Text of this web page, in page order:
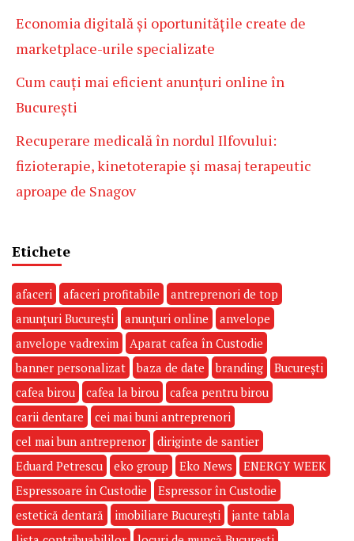
Economia digitală și oportunitățile create de
marketplace-urile specializate
Cum cauți mai eficient anunțuri online în
București
Recuperare medicală în nordul Ilfovului:
fizioterapie, kinetoterapie și masaj terapeutic
aproape de Snagov
Etichete
afaceri afaceri profitabile
antreprenori de top
anunțuri București
anunțuri online
anvelope
anvelope vadrexim
Aparat cafea în Custodie
banner personalizat
baza de date branding
București
cafea birou
cafea la birou
cafea pentru birou
carii dentare
cei mai buni antreprenori
cel mai bun antreprenor
diriginte de santier
Eduard Petrescu
eko group Eko News
ENERGY WEEK
Espressoare în Custodie
Espressor în Custodie
estetică dentară
imobiliare București
jante tabla